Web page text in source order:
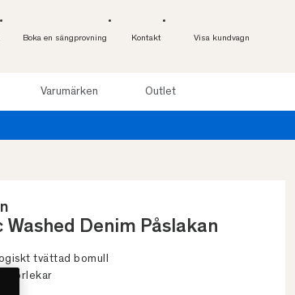
Boka en sängprovning Kontakt Visa kundvagn
Varumärken Outlet
Washed Denim Påslakan
tvättad bomull
storlekar